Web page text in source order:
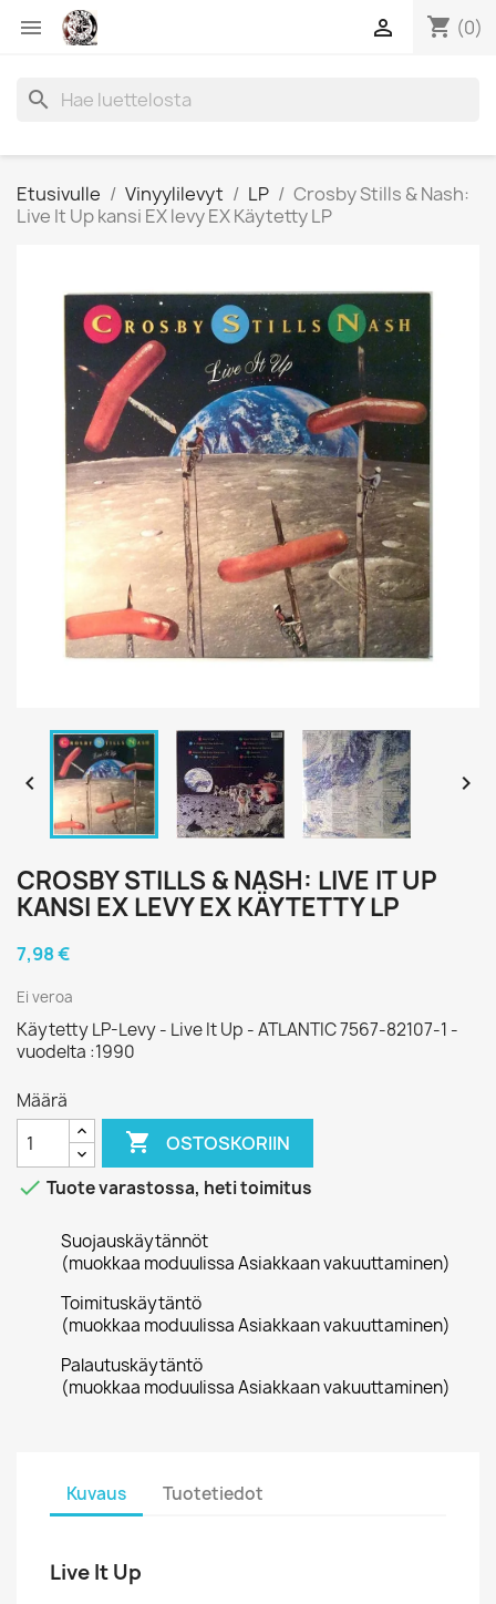
 shopping_cart (0)

search
Etusivulle Vinyylilevyt LP
Crosby Stills & Nash:
Live It Up kansi EX levy EX Käytetty LP
 
CROSBY STILLS & NASH: LIVE IT UP
KANSI EX LEVY EX KÄYTETTY LP
7,98 €
Ei veroa
Käytetty LP-Levy - Live It Up - ATLANTIC 7567-82107-1 -
vuodelta :1990
Määrä
 OSTOSKORIIN
 Tuote varastossa, heti toimitus
Suojauskäytännöt
(muokkaa moduulissa Asiakkaan vakuuttaminen)
Toimituskäytäntö
(muokkaa moduulissa Asiakkaan vakuuttaminen)
Palautuskäytäntö
(muokkaa moduulissa Asiakkaan vakuuttaminen)
Kuvaus Tuotetiedot
Live It Up